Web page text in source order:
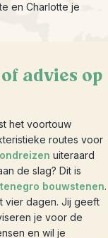
en Charlotte je
advies op
het voortouw
routes voor
uiteraard
de slag? Dit is
bouwstenen.
vier dagen. Jij geeft
je voor de
en wil je